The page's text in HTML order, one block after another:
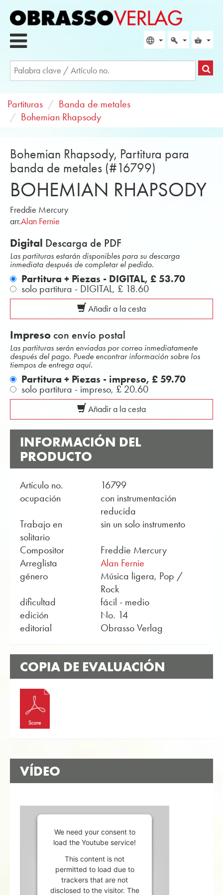
Partituras
Banda de metales
Bohemian Rhapsody
Bohemian Rhapsody, Partitura para
banda de metales (#16799)
BOHEMIAN RHAPSODY
Freddie Mercury
arr.Alan Fernie
Digital Descarga de PDF
Las partituras estarán disponibles para su descarga
inmediata después de completar el pedido.
Partitura + Piezas - DIGITAL, £ 53.70
solo partitura - DIGITAL, £ 18.60
Añadir a la cesta
Impreso con envío postal
Las partituras serán enviadas por correo inmediatamente
después del pago. Puede encontrar información sobre los
tiempos de entrega aquí.
Partitura + Piezas - impreso, £ 59.70
solo partitura - impreso, £ 20.60
Añadir a la cesta
INFORMACIÓN DEL
PRODUCTO
Artículo no.
16799
ocupación
con instrumentación
reducida
Trabajo en
solitario
sin un solo instrumento
Compositor
Freddie Mercury
Arreglista
Alan Fernie
género
Música ligera, Pop /
Rock
dificultad
fácil - medio
edición
No. 14
editorial
Obrasso Verlag
COPIA DE EVALUACIÓN
VÍDEO
We need your consent to
load the Youtube service!
This content is not
permitted to load due to
trackers that are not
disclosed to the visitor. The